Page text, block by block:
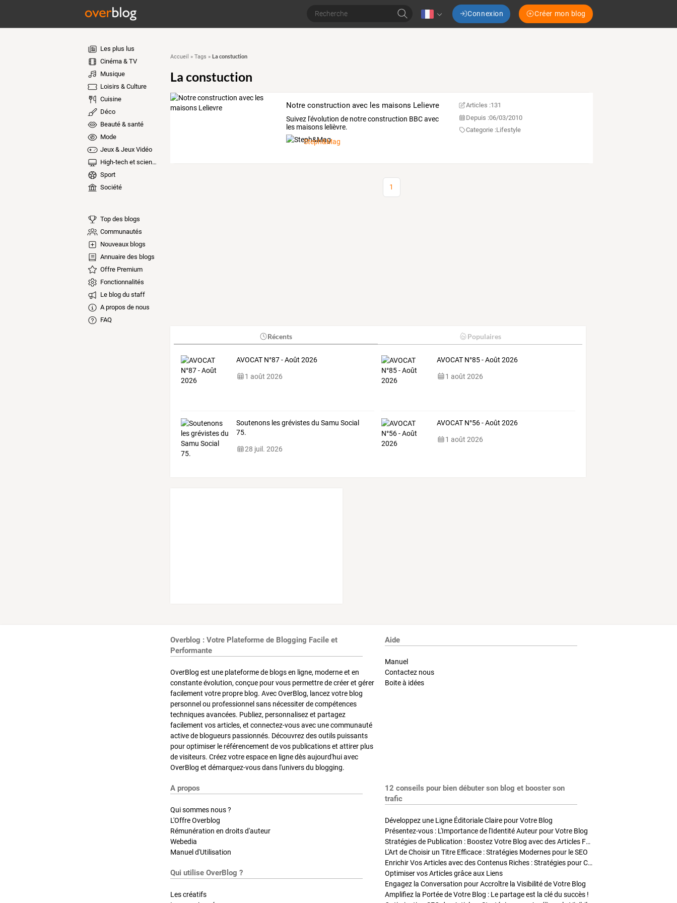
Connexion Créer mon blog
Les plus lus
Cinéma & TV
Musique
Loisirs & Culture
Cuisine
Déco
Beauté & santé
Mode
Jeux & Jeux Vidéo
High-tech et sciences
Sport
Société
Top des blogs
Communautés
Nouveaux blogs
Annuaire des blogs
Offre Premium
Fonctionnalités
Le blog du staff
A propos de nous
FAQ
Accueil » Tags » La constuction
La constuction
Notre construction avec les maisons Lelievre
Suivez l'évolution de notre construction BBC avec
les maisons lelièvre.
Steph&Mag
Articles :131
Depuis :06/03/2010
Categorie :Lifestyle
1
Récents Populaires
AVOCAT N°87 - Août 2026
1 août 2026
AVOCAT N°85 - Août 2026
1 août 2026
Soutenons les grévistes du Samu Social
75.
28 juil. 2026
AVOCAT N°56 - Août 2026
1 août 2026
Overblog : Votre Plateforme de Blogging Facile et
Performante
OverBlog est une plateforme de blogs en ligne, moderne et en
constante évolution, conçue pour vous permettre de créer et gérer
facilement votre propre blog. Avec OverBlog, lancez votre blog
personnel ou professionnel sans nécessiter de compétences
techniques avancées. Publiez, personnalisez et partagez
facilement vos articles, et connectez-vous avec une communauté
active de blogueurs passionnés. Découvrez des outils puissants
pour optimiser le référencement de vos publications et attirer plus
de visiteurs. Créez votre espace en ligne dès aujourd'hui avec
OverBlog et démarquez-vous dans l'univers du blogging.
Aide
Manuel
Contactez nous
Boite à idées
A propos
Qui sommes nous ?
L'Offre Overblog
Rémunération en droits d'auteur
Webedia
Manuel d'Utilisation
Qui utilise OverBlog ?
Les créatifs
12 conseils pour bien débuter son blog et booster son
trafic
Développez une Ligne Éditoriale Claire pour Votre Blog
Présentez-vous : L'Importance de l'Identité Auteur pour Votre Blog
Stratégies de Publication : Boostez Votre Blog avec des Articles Fréquents et Exclusifs
L'Art de Choisir un Titre Efficace : Stratégies Modernes pour le SEO
Enrichir Vos Articles avec des Contenus Riches : Stratégies pour Captiver et Optimiser
Optimiser vos Articles grâce aux Liens
Engagez la Conversation pour Accroître la Visibilité de Votre Blog
Amplifiez la Portée de Votre Blog : Le partage est la clé du succès !